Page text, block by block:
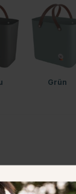
Grün